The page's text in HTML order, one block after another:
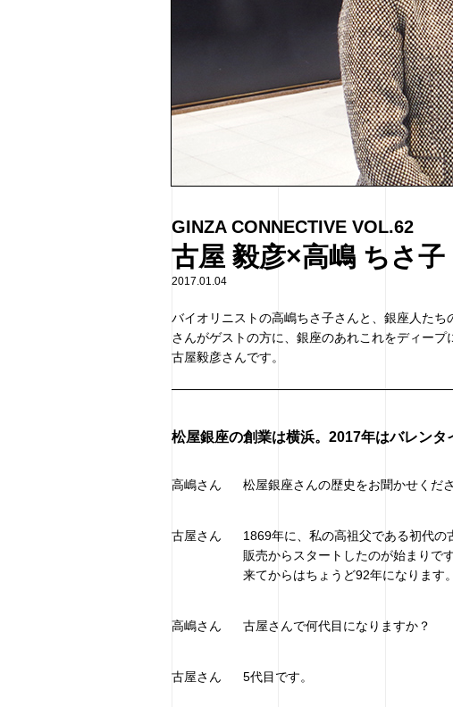
GINZA CONNECTIVE VOL.62
古屋 毅彦×高嶋 ちさ子
2017.01.04
バイオリニストの高嶋ちさ子さんと、銀座人た
さんがゲストの方に、銀座のあれこれをディー
古屋毅彦さんです。
松屋銀座の創業は横浜。2017年はバレンタ
高嶋さん 松屋銀座さんの歴史をお聞かせくださ
古屋さん
1869年に、私の高祖父である初代
販売からスタートしたのが始まりで
来てからはちょうど92年になります
高嶋さん 古屋さんで何代目になりますか？
古屋さん 5代目です。